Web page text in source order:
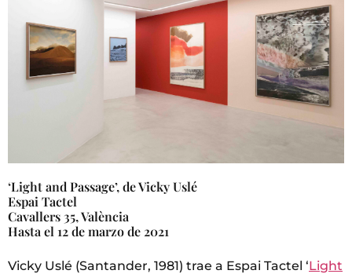
‘Light and Passage’, de Vicky Uslé
Espai Tactel
Cavallers 35, València
Hasta el 12 de marzo de 2021
Vicky Uslé (Santander, 1981) trae a Espai Tactel ‘Light